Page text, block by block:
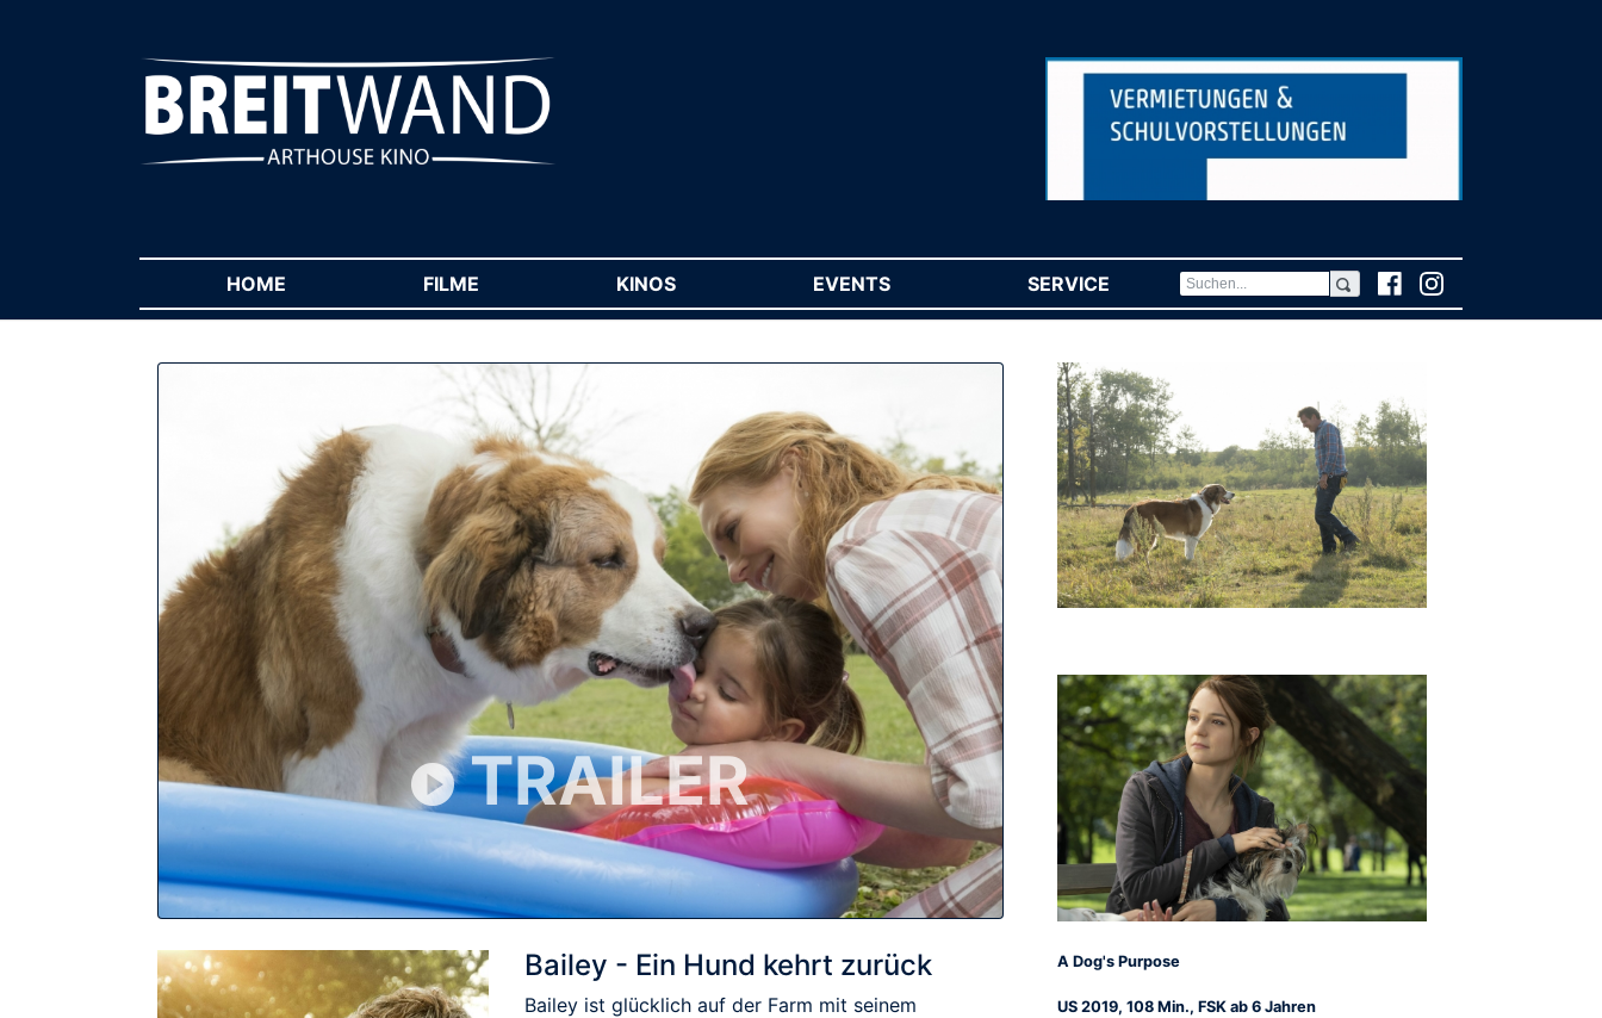
HOME FILME KINOS EVENTS SERVICE (CURRENT)
TRAILER
Bailey - Ein Hund kehrt zurück
Bailey ist glücklich auf der Farm mit seinem
A Dog's Purpose
US 2019, 108 Min., FSK ab 6 Jahren